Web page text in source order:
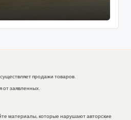
продажи товаров.
от заявленных.
материалы, которые нарушают авторские